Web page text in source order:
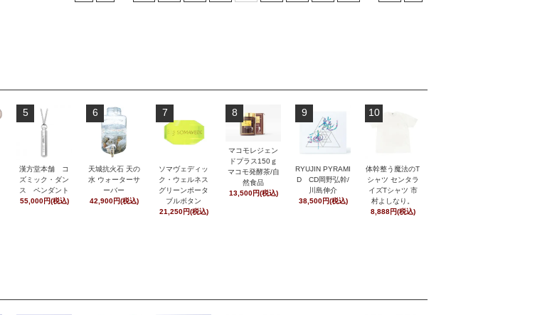
5
漢方堂本舗 コ
ズミック・ダン
ス ペンダント
55,000円(税込)
6
天城抗火石 天の
水 ウォーターサ
ーバー
42,900円(税込)
7
ソマヴェディッ
ク・ウェルネス
グリーンポータ
ブルボタン
21,250円(税込)
8
マコモレジェン
ドプラス150ｇ
マコモ発酵茶/自
然食品
13,500円(税込)
9
RYUJIN PYRAMI
D CD岡野弘幹/
川島伸介
38,500円(税込)
10
体幹整う魔法のT
シャツ センタラ
イズTシャツ 市
村よしなり。
8,888円(税込)